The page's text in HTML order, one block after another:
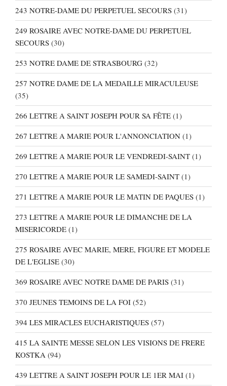
243 NOTRE-DAME DU PERPETUEL SECOURS (31)
249 ROSAIRE AVEC NOTRE-DAME DU PERPETUEL
SECOURS (30)
253 NOTRE DAME DE STRASBOURG (32)
257 NOTRE DAME DE LA MEDAILLE MIRACULEUSE
(35)
266 LETTRE A SAINT JOSEPH POUR SA FÊTE (1)
267 LETTRE A MARIE POUR L'ANNONCIATION (1)
269 LETTRE A MARIE POUR LE VENDREDI-SAINT (1)
270 LETTRE A MARIE POUR LE SAMEDI-SAINT (1)
271 LETTRE A MARIE POUR LE MATIN DE PAQUES (1)
273 LETTRE A MARIE POUR LE DIMANCHE DE LA
MISERICORDE (1)
275 ROSAIRE AVEC MARIE, MERE, FIGURE ET MODELE
DE L'EGLISE (30)
369 ROSAIRE AVEC NOTRE DAME DE PARIS (31)
370 JEUNES TEMOINS DE LA FOI (52)
394 LES MIRACLES EUCHARISTIQUES (57)
415 LA SAINTE MESSE SELON LES VISIONS DE FRERE
KOSTKA (94)
439 LETTRE A SAINT JOSEPH POUR LE 1ER MAI (1)